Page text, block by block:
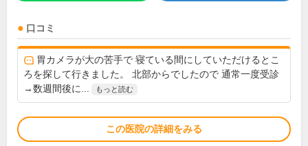
口コミ
胃カメラが大の苦手で 寝ている間にしていただけるとこ
ろを探して行きました。 北部からでしたので 通常一度受診
→数週間後に...
もっと読む
この医院の詳細をみる